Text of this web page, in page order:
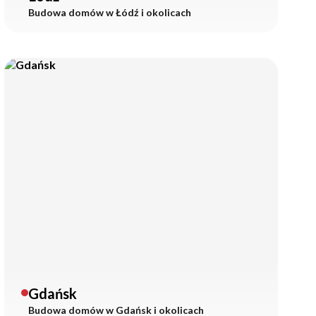
Budowa domów wŁódź i okolicach
Gdańsk
Budowa domów w Gdańsk i okolicach